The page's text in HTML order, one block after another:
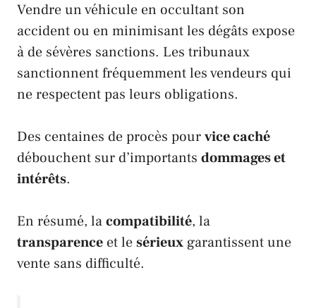
Vendre un véhicule en occultant son
accident ou en minimisant les dégâts expose
à de sévères sanctions. Les tribunaux
sanctionnent fréquemment les vendeurs qui
ne respectent pas leurs obligations.
Des centaines de procès pourvice caché
débouchent sur d’importants dommages et
intérêts.
En résumé, lacompatibilité, la
transparence et lesérieux garantissent une
vente sans difficulté.